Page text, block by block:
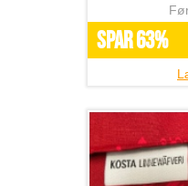
SPAR 63%